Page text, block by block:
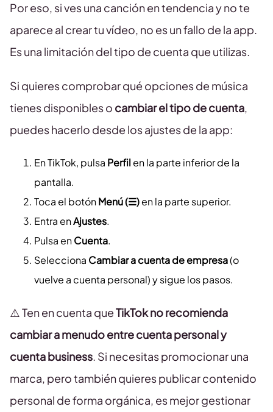
Por eso, si ves una canción en tendencia y no te
aparece al crear tu vídeo, no es un fallo de la app.
Es una limitación del tipo de cuenta que utilizas.
Si quieres comprobar qué opciones de música
tienes disponibles o cambiar el tipo de cuenta,
puedes hacerlo desde los ajustes de la app:
En TikTok, pulsa Perfilen la parte inferior de la
pantalla.
Toca el botónMenú (☰)en la parte superior.
Entra enAjustes.
Pulsa enCuenta.
Selecciona Cambiar a cuenta de empresa(o
vuelve a cuenta personal) y sigue los pasos.
⚠️ Ten en cuenta queTikTok no recomienda
cambiar a menudo entre cuenta personal y
cuenta business. Si necesitas promocionar una
marca, pero también quieres publicar contenido
personal de forma orgánica, es mejor gestionar